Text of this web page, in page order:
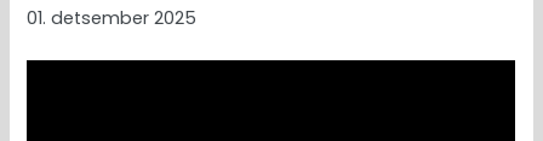
01. detsember 2025